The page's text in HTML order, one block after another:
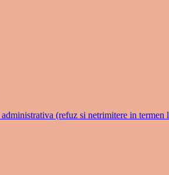
(refuz si netrimitere in termen